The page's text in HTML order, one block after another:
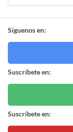
Síguenos en:
Suscríbete en:
Suscríbete en: